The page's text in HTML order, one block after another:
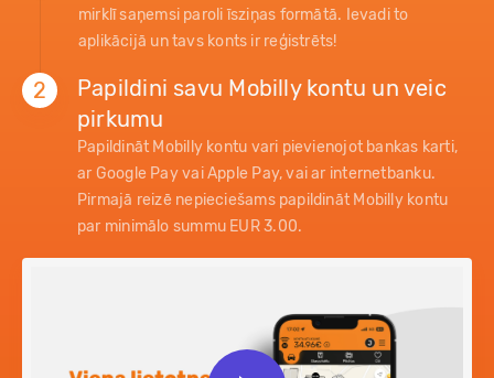
mirklī saņemsi paroli īsziņas formātā. Ievadi to
aplikācijā un tavs konts ir reģistrēts!
2
Papildini savu Mobilly kontu un veic
pirkumu
Papildināt Mobilly kontu vari pievienojot bankas karti,
ar Google Pay vai Apple Pay, vai ar internetbanku.
Pirmajā reizē nepieciešams papildināt Mobilly kontu
par minimālo summu EUR 3.00.